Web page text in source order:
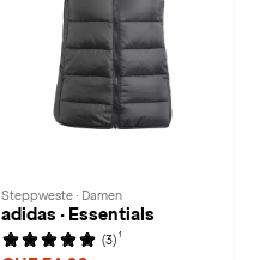
Steppweste · Damen
adidas · Essentials
(3) 1